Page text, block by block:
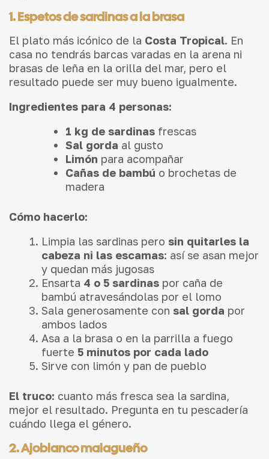
1. Espetos de sardinas a la brasa
El plato más icónico de la Costa Tropical. En
casa no tendrás barcas varadas en la arena ni
brasas de leña en la orilla del mar, pero el
resultado puede ser muy bueno igualmente.
Ingredientes para 4 personas:
1 kg de sardinas frescas
Sal gorda al gusto
Limón para acompañar
Cañas de bambú o brochetas de
madera
Cómo hacerlo:
Limpia las sardinas pero sin quitarles la
cabeza ni las escamas: así se asan mejor
y quedan más jugosas
Ensarta 4 o 5 sardinas por caña de
bambú atravesándolas por el lomo
Sala generosamente con sal gorda por
ambos lados
Asa a la brasa o en la parrilla a fuego
fuerte 5 minutos por cada lado
Sirve con limón y pan de pueblo
El truco: cuanto más fresca sea la sardina,
mejor el resultado. Pregunta en tu pescadería
cuándo llega el género.
2. Ajoblanco malagueño